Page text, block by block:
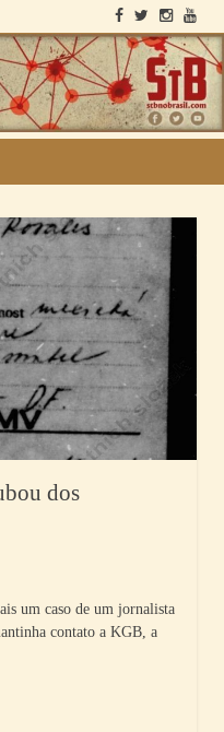
dos
um caso de um jornalista
contato a KGB, a